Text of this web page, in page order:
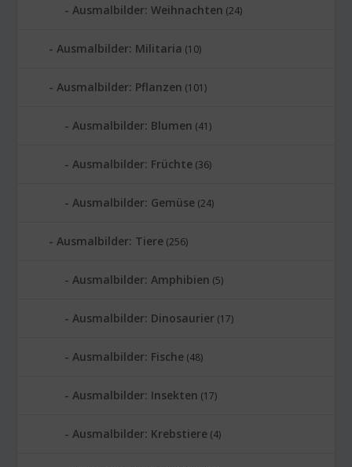
Ausmalbilder: Weihnachten (24)
Ausmalbilder: Militaria (10)
Ausmalbilder: Pflanzen (101)
Ausmalbilder: Blumen (41)
Ausmalbilder: Früchte (36)
Ausmalbilder: Gemüse (24)
Ausmalbilder: Tiere (256)
Ausmalbilder: Amphibien (5)
Ausmalbilder: Dinosaurier (17)
Ausmalbilder: Fische (48)
Ausmalbilder: Insekten (17)
Ausmalbilder: Krebstiere (4)